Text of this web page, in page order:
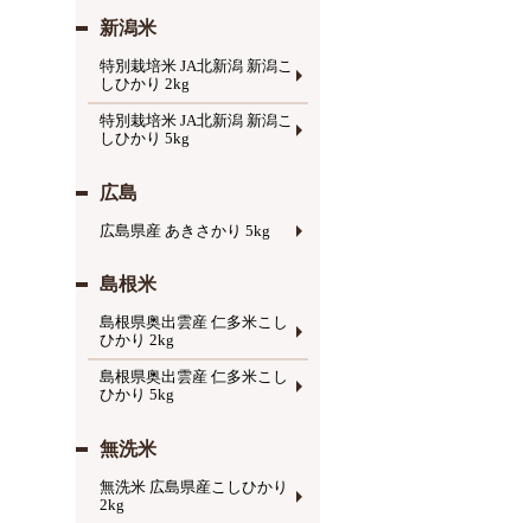
新潟米
特別栽培米 JA北新潟 新潟こ
しひかり 2kg
特別栽培米 JA北新潟 新潟こ
しひかり 5kg
広島
広島県産 あきさかり 5kg
島根米
島根県奥出雲産 仁多米こし
ひかり 2kg
島根県奥出雲産 仁多米こし
ひかり 5kg
無洗米
無洗米 広島県産こしひかり
2kg